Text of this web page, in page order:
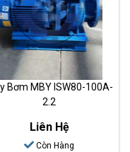
Bơm MBY ISW80-100A-
2.2
Liên Hệ
Còn Hàng